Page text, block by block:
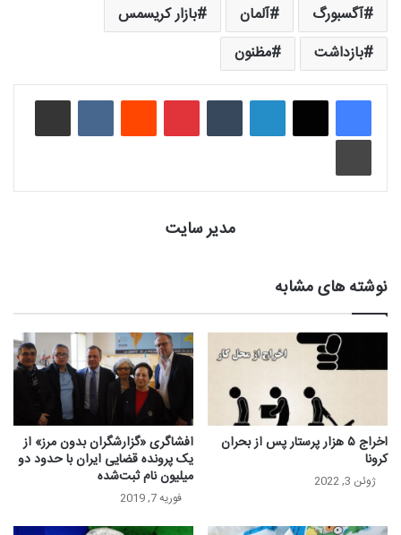
آگسبورگ آلمان
بازار کریسمس
بازداشت
مظنون
لینکدین ‫تامبلر ‫پین‌ترست‫رددیت ‫VKontakteاشتراک گذاری از طریق ایمیل
چاپ
مدیر سایت
نوشته های مشابه
اخراج ۵ هزار پرستار پس از بحران
کرونا
ژوئن 3, 2022
افشاگری «گزارشگران بدون مرز» از
یک پرونده قضایی ایران با حدود دو
میلیون نام ثبت‌شده
فوریه 7, 2019